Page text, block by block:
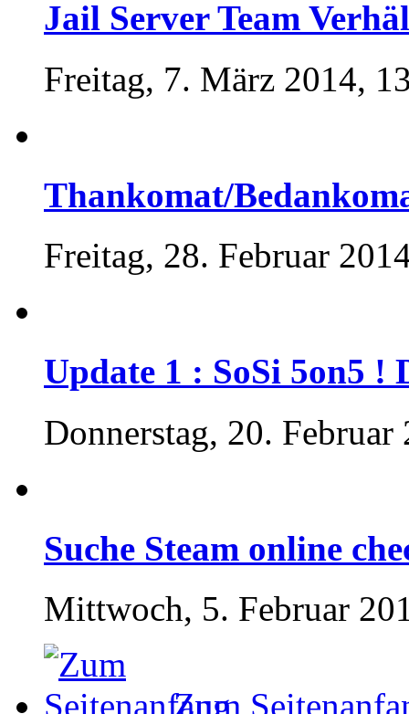
Jail Server Team
Freitag, 7. März 2014,
Thankomat/
Freitag, 28. Februar
Update 1 : SoSi 5on5 !
Donnerstag, 20. Februar
Suche Steam online
Mittwoch, 5. Februar
Zum